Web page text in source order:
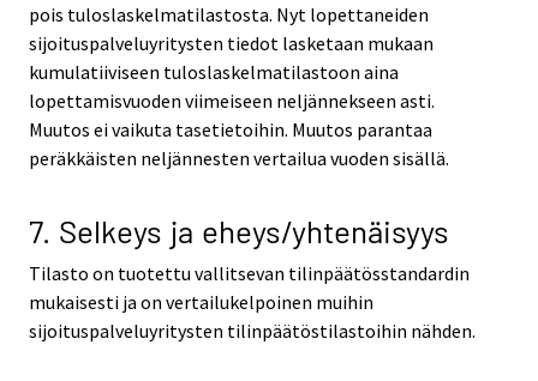
pois tuloslaskelmatilastosta. Nyt lopettaneiden
sijoituspalveluyritysten tiedot lasketaan mukaan
kumulatiiviseen tuloslaskelmatilastoon aina
lopettamisvuoden viimeiseen neljännekseen asti.
Muutos ei vaikuta tasetietoihin. Muutos parantaa
peräkkäisten neljännesten vertailua vuoden sisällä.
7. Selkeys ja eheys/yhtenäisyys
Tilasto on tuotettu vallitsevan tilinpäätösstandardin
mukaisesti ja on vertailukelpoinen muihin
sijoituspalveluyritysten tilinpäätöstilastoihin nähden.